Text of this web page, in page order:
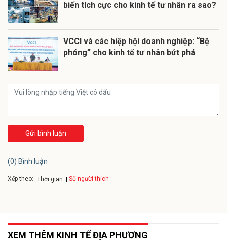
biến tích cực cho kinh tế tư nhân ra sao?
VCCI và các hiệp hội doanh nghiệp: “Bệ
phóng” cho kinh tế tư nhân bứt phá
Gửi bình luận
(0) Bình luận
Xếp theo: Thời gian Số người thích
XEM THÊM KINH TẾ ĐỊA PHƯƠNG